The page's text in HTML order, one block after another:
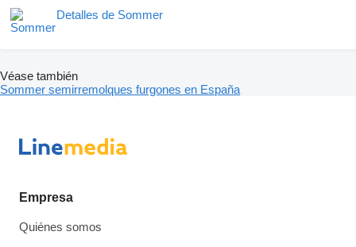
Detalles de Sommer
Véase también
Sommer semirremolques furgones en España
Empresa
Quiénes somos